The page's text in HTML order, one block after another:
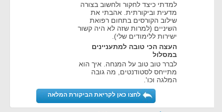
למדתי כיצד לחקור ולחשוב בצורה
מדעית וביקורתית. אהבתי את
שילוב הקורסים בתחום רפואת
השיניים (למרות שזה לא היה קשור
ישירות ללימודים שלי).
העצה הכי טובה למתעניינים
במסלול
לברר טוב טוב על המנחה. איך הוא
מתייחס לסטודנטים, מה גובה
המלגה וכו'.
לחצו כאן לקריאת הביקורת המלאה